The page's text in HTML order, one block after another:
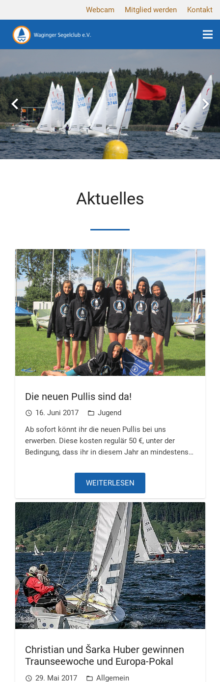
Webcam Mitglied werden Kontakt
Aktuelles
Die neuen Pullis sind da!
access_time 16. Juni 2017 folder_open Jugend
Ab sofort könnt ihr die neuen Pullis bei uns
erwerben. Diese kosten regulär 50 €, unter der
Bedingung, dass ihr in diesem Jahr an mindestens…
WEITERLESEN
Christian und Šarka Huber gewinnen
Traunseewoche und Europa-Pokal
access_time 29. Mai 2017 folder_open Allgemein